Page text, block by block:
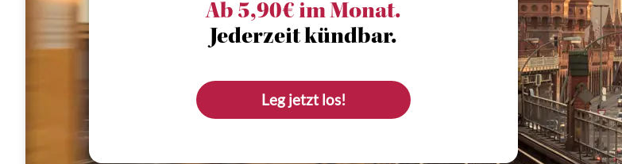
Ab 5,90€ im Monat.
Jederzeit kündbar.
Leg jetzt los!